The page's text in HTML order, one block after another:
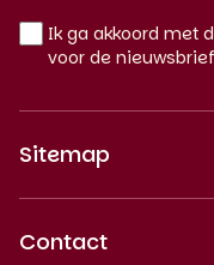
Ik ga akkoord met
voor de
Sitemap
Contact